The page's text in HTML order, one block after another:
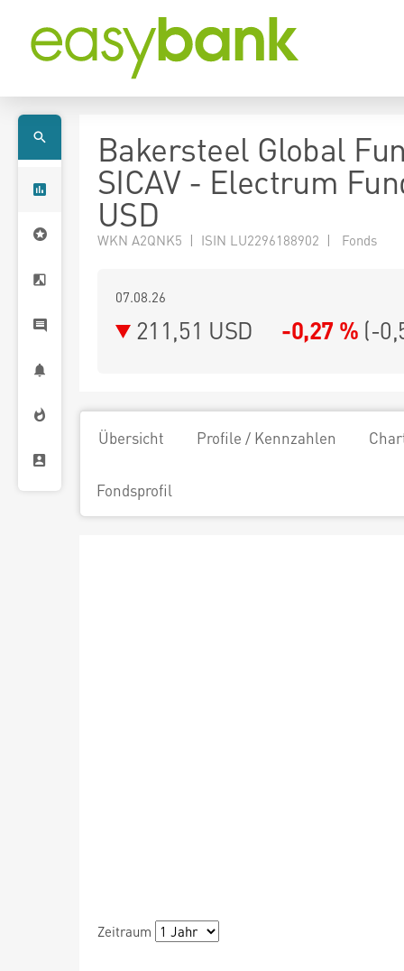
Bakersteel Global
SICAV - Electrum
USD
WKN A2QNK5 | ISIN LU2296188902 | Fonds
07.08.26
211,51 USD -0,27 % (-
Übersicht Profile / Kennzahlen
Fondsprofil
Zeitraum